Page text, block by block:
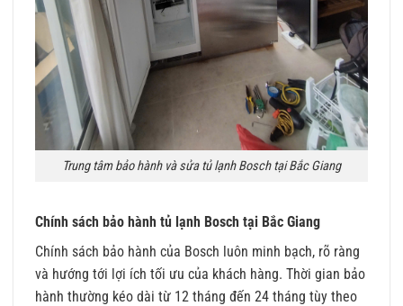
Trung tâm bảo hành và sửa tủ lạnh Bosch tại Bắc Giang
Chính sách bảo hành tủ lạnh Bosch tại Bắc Giang
Chính sách bảo hành của Bosch luôn minh bạch, rõ ràng
và hướng tới lợi ích tối ưu của khách hàng. Thời gian bảo
hành thường kéo dài từ 12 tháng đến 24 tháng tùy theo